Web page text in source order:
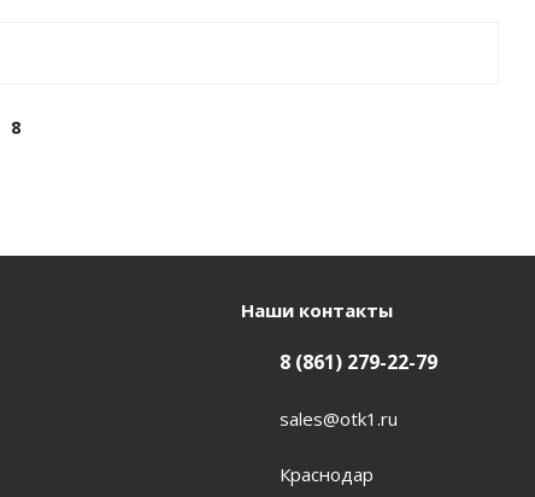
8
Наши контакты
8 (861) 279-22-79
sales@otk1.ru
Краснодар